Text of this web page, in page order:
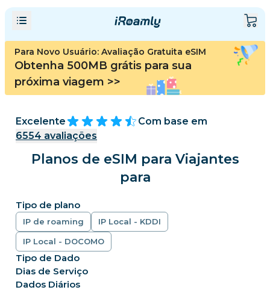
Para Novo Usuário: Avaliação Gratuita eSIM
Obtenha 500MB grátis para sua
próxima viagem >>
Excelente
Com base em
6554 avaliações
Planos de eSIM para Viajantes
para
Tipo de plano
IP de roaming IP Local - KDDI
IP Local - DOCOMO
Tipo de Dado
Dias de Serviço
Dados Diários